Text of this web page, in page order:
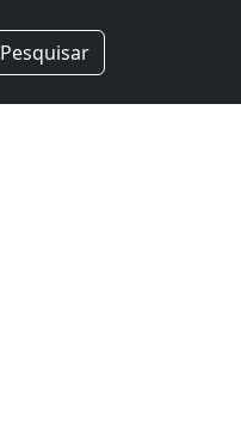
Pesquisar